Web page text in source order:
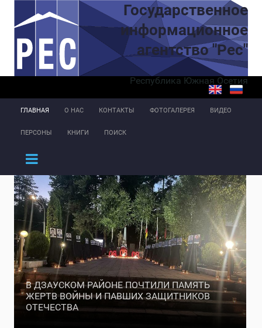
Перейти к основному содержаниюГосударственное
информационное
агентство "Рес"
Республика Южная Осетия
ГЛАВНАЯ О НАС КОНТАКТЫ ФОТОГАЛЕРЕЯ ВИДЕО
ПЕРСОНЫ КНИГИ ПОИСК
В ДЗАУСКОМ РАЙОНЕ ПОЧТИЛИ ПАМЯТЬ
ЖЕРТВ ВОЙНЫ И ПАВШИХ ЗАЩИТНИКОВ
ОТЕЧЕСТВА